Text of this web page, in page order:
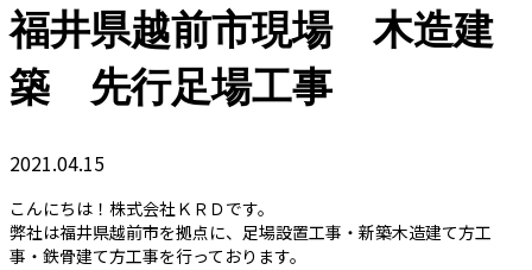
福井県越前市現場 木造建
築 先行足場工事
2021.04.15
こんにちは！株式会社ＫＲＤです。
弊社は福井県越前市を拠点に、足場設置工事・新築木造建て方工
事・鉄骨建て方工事を行っております。